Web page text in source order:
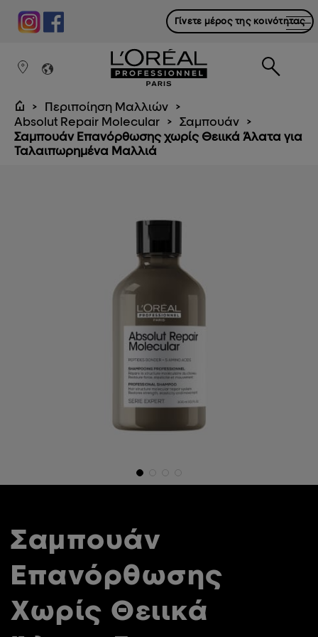
Γίνετε μέρος της κοινότητας
Περιποίηση Μαλλιών
Absolut Repair Molecular
Σαμπουάν
Σαμπουάν Επανόρθωσης χωρίς Θειικά Άλατα για
Ταλαιπωρημένα Μαλλιά
Σαμπουάν
Επανόρθωσης
Χωρίς Θειικά